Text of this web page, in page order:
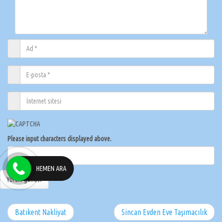
Please input characters displayed above.
Sincan Evden Eve Taşımacılık
Batıkent Nakliyat
HEMEN ARA